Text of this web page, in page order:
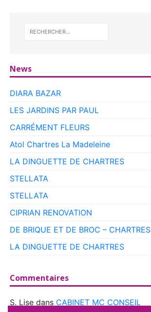
News
DIARA BAZAR
LES JARDINS PAR PAUL
CARRÉMENT FLEURS
Atol Chartres La Madeleine
LA DINGUETTE DE CHARTRES
STELLATA
STELLATA
CIPRIAN RENOVATION
DE BRIQUE ET DE BROC – CHARTRES
LA DINGUETTE DE CHARTRES
Commentaires
S. Lise dans CABINET MC CONSEIL